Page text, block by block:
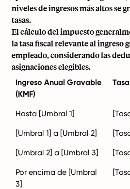
niveles de ingresos más altos se
tasas.
El cálculo del impuesto
la tasa fiscal relevante al ingreso
empleado, considerando las
asignaciones elegibles.
Ingreso Anual Gravable
(KMF)
Hasta [Umbral 1]
[Umbral 1] a [Umbral 2]
[Umbral 2] a [Umbral 3]
Por encima de [Umbral
3]